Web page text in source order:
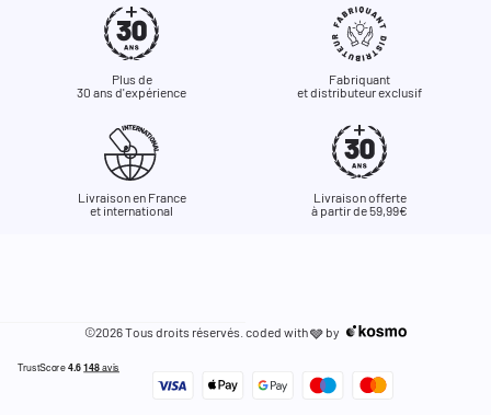
Plus de
30 ans d'expérience
Fabriquant
et distributeur exclusif
Livraison en France
et international
Livraison offerte
à partir de 59,99€
©2026 Tous droits réservés. coded with🩶 by